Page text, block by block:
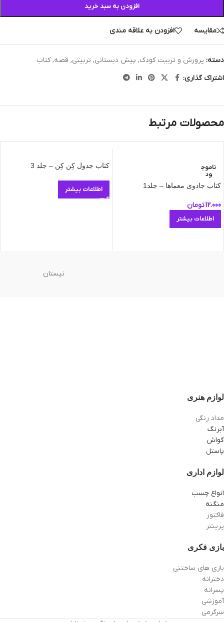
افزودن به سبد خرید
مقایسه افزودن به علاقه مندی
دسته: پرورش و تربیت کودک, پیش دبستانی, تربیتی, قصه, کتاب
اشتراک گذاری:
محصولات مرتبط
ناموج
ود
کتاب جادوی معماها – جلد1
12.000تومان
اطلاعات بیشتر
کتاب جدول کِن کِن – جلد 3
اطلاعات بیشتر
نیستان
لوازم هنری
مداد رنگی
آبرنگ
گواش
پاستل
لوازم اداری
انواع چسب
منگنه
فاکتور
پرینتر
بازی فکری
بازی های ساختنی
دخترانه
پسرانه
آموزشی
سرگرمی